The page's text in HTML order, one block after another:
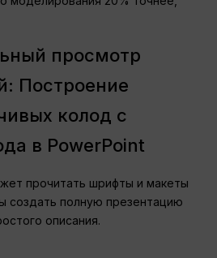
просмотр
Построение
колод с
в PowerPoint
прочитать шрифты и макеты
создать полную презентацию
описания.